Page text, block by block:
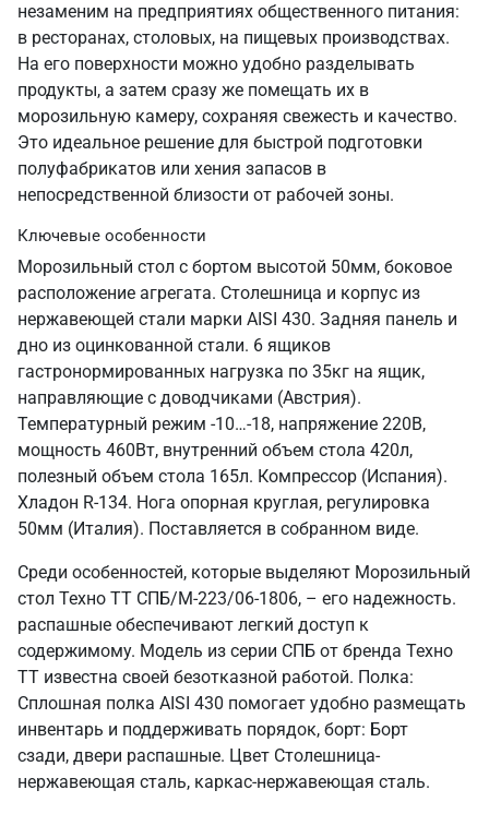
незаменим на предприятиях общественного питания:
в ресторанах, столовых, на пищевых производствах.
На его поверхности можно удобно разделывать
продукты, а затем сразу же помещать их в
морозильную камеру, сохраняя свежесть и качество.
Это идеальное решение для быстрой подготовки
полуфабрикатов или хения запасов в
непосредственной близости от рабочей зоны.
Ключевые особенности
Морозильный стол с бортом высотой 50мм, боковое
расположение агрегата. Столешница и корпус из
нержавеющей стали марки AISI 430. Задняя панель и
дно из оцинкованной стали. 6 ящиков
гастронормированных нагрузка по 35кг на ящик,
направляющие с доводчиками (Австрия).
Температурный режим -10…-18, напряжение 220В,
мощность 460Вт, внутренний объем стола 420л,
полезный объем стола 165л. Компрессор (Испания).
Хладон R-134. Нога опорная круглая, регулировка
50мм (Италия). Поставляется в собранном виде.
Среди особенностей, которые выделяют Морозильный
стол Техно ТТ СПБ/М-223/06-1806, – его надежность.
распашные обеспечивают легкий доступ к
содержимому. Модель из серии СПБ от бренда Техно
ТТ известна своей безотказной работой. Полка:
Сплошная полка AISI 430 помогает удобно размещать
инвентарь и поддерживать порядок, борт: Борт
сзади, двери распашные. Цвет Столешница-
нержавеющая сталь, каркас-нержавеющая сталь.